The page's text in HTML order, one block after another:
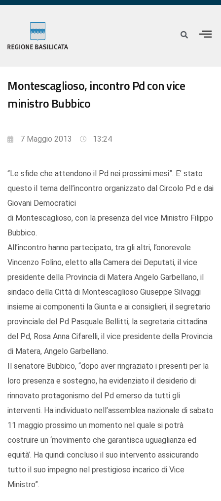
Montescaglioso, incontro Pd con vice
ministro Bubbico
7 Maggio 2013 13:24
“Le sfide che attendono il Pd nei prossimi mesi”. E’ stato
questo il tema dell’incontro organizzato dal Circolo Pd e dai
Giovani Democratici
di Montescaglioso, con la presenza del vice Ministro Filippo
Bubbico.
All’incontro hanno partecipato, tra gli altri, l’onorevole
Vincenzo Folino, eletto alla Camera dei Deputati, il vice
presidente della Provincia di Matera Angelo Garbellano, il
sindaco della Città di Montescaglioso Giuseppe Silvaggi
insieme ai componenti la Giunta e ai consiglieri, il segretario
provinciale del Pd Pasquale Bellitti, la segretaria cittadina
del Pd, Rosa Anna Cifarelli, il vice presidente della Provincia
di Matera, Angelo Garbellano.
Il senatore Bubbico, “dopo aver ringraziato i presenti per la
loro presenza e sostegno, ha evidenziato il desiderio di
rinnovato protagonismo del Pd emerso da tutti gli
interventi. Ha individuato nell’assemblea nazionale di sabato
11 maggio prossimo un momento nel quale si potrà
costruire un ‘movimento che garantisca uguaglianza ed
equità’. Ha quindi concluso il suo intervento assicurando
tutto il suo impegno nel prestigioso incarico di Vice
Ministro”.